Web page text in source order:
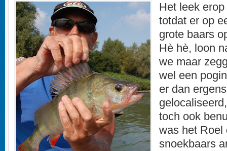
Het leek
totdat er op
grote baars
Hè hè, loon
we maar
wel een
er dan
toch ook
was het Roel
snoekbaars